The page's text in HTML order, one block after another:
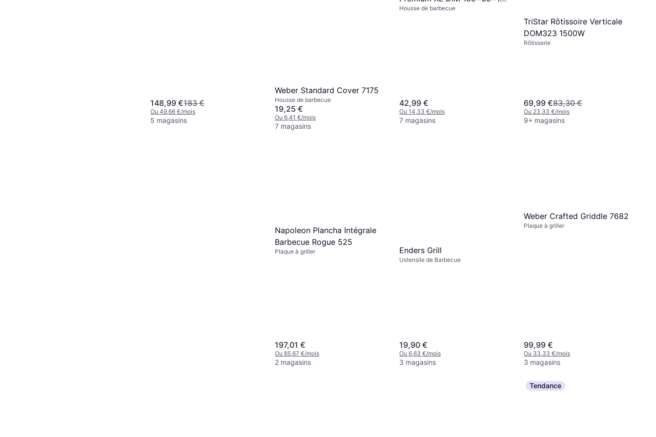
148,99 €183 €
Ou 49,66 €/mois
5 magasins
Weber Standard Cover 7175
Housse de barbecue
19,25 €
Ou 6,41 €/mois
7 magasins
cm
Housse de barbecue
42,99 €
Ou 14,33 €/mois
7 magasins
TriStar Rôtissoire Verticale
DOM323 1500W
Rôtisserie
69,99 €83,30 €
Ou 23,33 €/mois
9+ magasins
Napoleon Plancha Intégrale
Barbecue Rogue 525
Plaque à griller
197,01 €
Ou 65,67 €/mois
2 magasins
Enders Grill
Ustensile de Barbecue
19,90 €
Ou 6,63 €/mois
3 magasins
Weber Crafted Griddle 7682
Plaque à griller
99,99 €
Ou 33,33 €/mois
3 magasins
Tendance